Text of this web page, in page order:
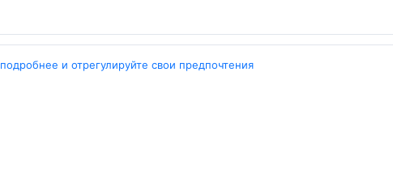
и отрегулируйте свои предпочтения